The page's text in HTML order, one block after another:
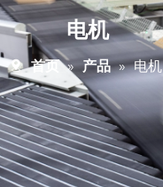
电机
首页 » 产品 » 电机